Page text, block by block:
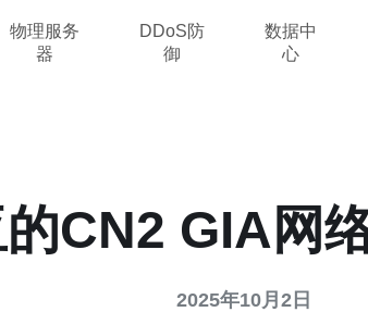
物理服务
器
DDoS防
御
数据中
心
CN2 GIA网
2025年10月2日